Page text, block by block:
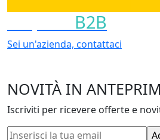
B2B
Sei un'azienda, contattaci
NOVITÀ IN
Iscriviti per ricevere offerte e